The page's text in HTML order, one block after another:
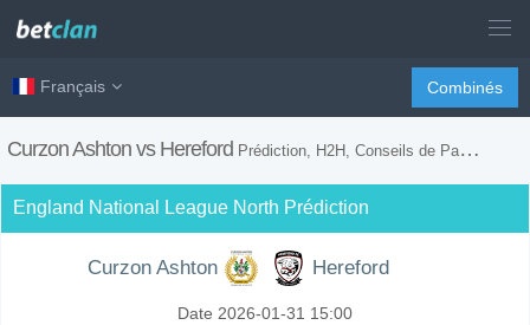
Français Combinés
Curzon Ashton vs Hereford Prédiction, H2H, Conseils de Paris et Prévision du Match
England National League North Prédiction
Curzon Ashton Hereford
Date 2026-01-31 15:00